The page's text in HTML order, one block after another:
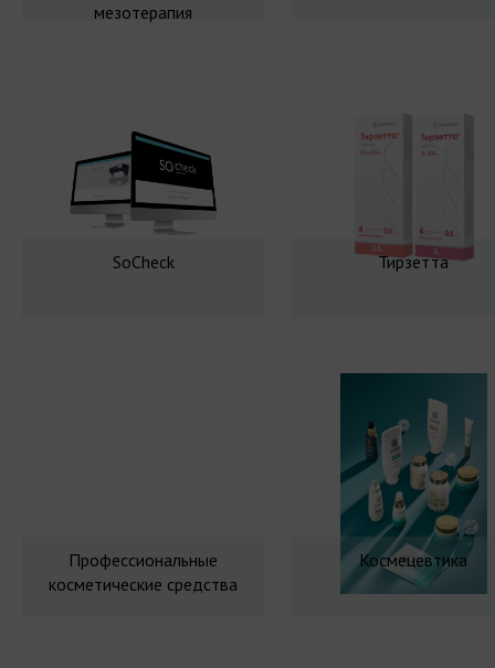
мезотерапия
SoCheck Тирзетта
Профессиональные
косметические средства
Космецевтика